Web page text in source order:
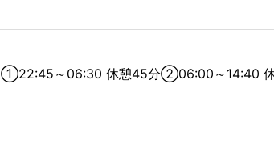
①22:45～06:30 休憩45分②06:00～14:40